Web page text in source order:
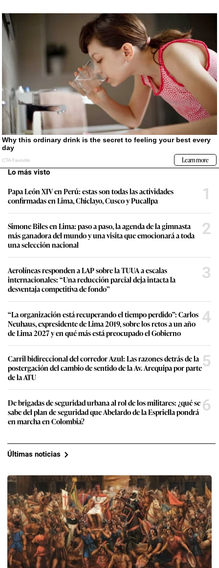
Lo más visto
Papa León XIV en Perú: estas son todas las actividades
confirmadas en Lima, Chiclayo, Cusco y Pucallpa
1
Simone Biles en Lima: paso a paso, la agenda de la gimnasta
más ganadora del mundo y una visita que emocionará a toda
una selección nacional
2
Aerolíneas responden a LAP sobre la TUUA a escalas
internacionales: “Una reducción parcial deja intacta la
desventaja competitiva de fondo”
3
“La organización está recuperando el tiempo perdido”: Carlos
Neuhaus, expresidente de Lima 2019, sobre los retos a un año
de Lima 2027 y en qué más está preocupado el Gobierno
4
Carril bidireccional del corredor Azul: Las razones detrás de la
postergación del cambio de sentido de la Av. Arequipa por parte
de la ATU
5
De brigadas de seguridad urbana al rol de los militares: ¿qué se
sabe del plan de seguridad que Abelardo de la Espriella pondrá
en marcha en Colombia?
6
Últimas noticias